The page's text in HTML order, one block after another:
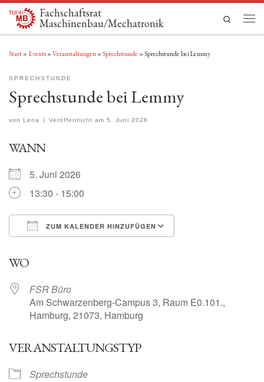
Zum Inhalt springen
Fachschaftsrat
Maschinenbau/Mechatronik
Search
Start» Events» Veranstaltungen » Sprechstunde » Sprechstunde bei Lemmy
SPRECHSTUNDE
Sprechstunde bei Lemmy
von Lena Veröffentlicht am5. Juni 2026
WANN
5. Juni 2026
13:30 - 15:00
ZUM KALENDER HINZUFÜGEN
WO
FSR Büro
Am Schwarzenberg-Campus 3, Raum E0.101.,
Hamburg, 21073, Hamburg
VERANSTALTUNGSTYP
Sprechstunde